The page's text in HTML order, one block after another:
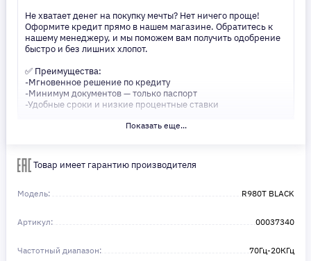
Не хватает денег на покупку мечты? Нет ничего проще!
Оформите кредит прямо в нашем магазине. Обратитесь к
нашему менеджеру, и мы поможем вам получить одобрение
быстро и без лишних хлопот.
✅ Преимущества:
-Мгновенное решение по кредиту
-Минимум документов — только паспорт
-Удобные сроки и низкие процентные ставки
Не откладывайте свои желания на потом! Получите то, что
Показать еще...
Товар имеет гарантию производителя
Модель: R980T BLACK
Артикул: 00037340
Частотный диапазон: 70Гц-20КГц